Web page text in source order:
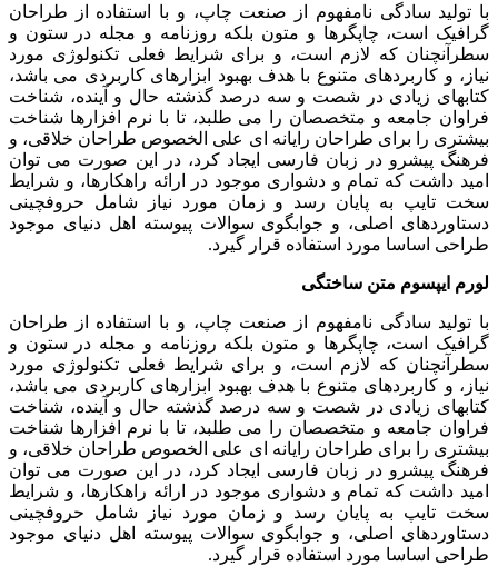
با تولید سادگی نامفهوم از صنعت چاپ، و با استفاده از طراحان
گرافیک است، چاپگرها و متون بلکه روزنامه و مجله در ستون و
سطرآنچنان که لازم است، و برای شرایط فعلی تکنولوژی مورد
نیاز، و کاربردهای متنوع با هدف بهبود ابزارهای کاربردی می باشد،
کتابهای زیادی در شصت و سه درصد گذشته حال و آینده، شناخت
فراوان جامعه و متخصصان را می طلبد، تا با نرم افزارها شناخت
بیشتری را برای طراحان رایانه ای علی الخصوص طراحان خلاقی، و
فرهنگ پیشرو در زبان فارسی ایجاد کرد، در این صورت می توان
امید داشت که تمام و دشواری موجود در ارائه راهکارها، و شرایط
سخت تایپ به پایان رسد و زمان مورد نیاز شامل حروفچینی
دستاوردهای اصلی، و جوابگوی سوالات پیوسته اهل دنیای موجود
طراحی اساسا مورد استفاده قرار گیرد.
لورم ایپسوم متن ساختگی
با تولید سادگی نامفهوم از صنعت چاپ، و با استفاده از طراحان
گرافیک است، چاپگرها و متون بلکه روزنامه و مجله در ستون و
سطرآنچنان که لازم است، و برای شرایط فعلی تکنولوژی مورد
نیاز، و کاربردهای متنوع با هدف بهبود ابزارهای کاربردی می باشد،
کتابهای زیادی در شصت و سه درصد گذشته حال و آینده، شناخت
فراوان جامعه و متخصصان را می طلبد، تا با نرم افزارها شناخت
بیشتری را برای طراحان رایانه ای علی الخصوص طراحان خلاقی، و
فرهنگ پیشرو در زبان فارسی ایجاد کرد، در این صورت می توان
امید داشت که تمام و دشواری موجود در ارائه راهکارها، و شرایط
سخت تایپ به پایان رسد و زمان مورد نیاز شامل حروفچینی
دستاوردهای اصلی، و جوابگوی سوالات پیوسته اهل دنیای موجود
طراحی اساسا مورد استفاده قرار گیرد.